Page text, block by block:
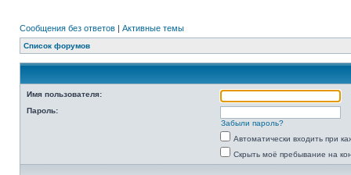
Сообщения без ответов | Активные темы
Список форумов
Имя пользователя:
Пароль:
Забыли пароль?
Автоматически входить при
Скрыть моё пребывание на